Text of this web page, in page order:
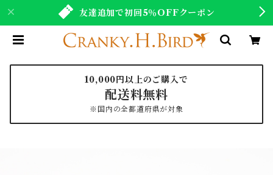
友達追加で初回5％OFFクーポン
10,000円以上のご購入で
配送料無料
※国内の全都道府県が対象